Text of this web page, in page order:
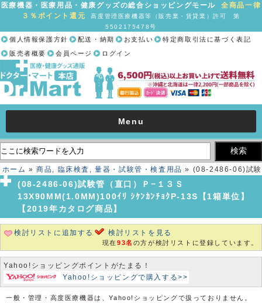
医療機器・医療用品・健康グッズの総合ショッピングモール全商品一律
３％ポイント還元
高度管理医療機器等（販売業・賃貸業）許可 第
5502175478号
個人情報保護方針 配送・納期 お支払い
特定商取引法に基づく表記
販売者概要
会員ページ ログイン
Menu
ホーム »商品, 臨床検査 ,量器・試験管・検査用品 » (08-2486-06)試験
管（直口）Ｐ−１３Ｓ 13X90MM(1.0MM)100ｲﾘ ｼｹﾝｶﾝﾁｮｸP-13S【1箱
単位】【2019年カタログ商品】
(08-2486-06)試験管（直口）Ｐ−１３Ｓ
13X90MM(1.0MM)100ｲﾘ ｼｹﾝｶﾝﾁｮｸP-13S【1箱単位】
【2019年カタログ商品】
検討リストに追加する 検討リストを見る
現在93名 の方が検討リストに登録しています。
Yahoo!ショッピングポイントがたまる！
Yahoo!ショッピングで購入する>>
一般・管理・高度医療機器は、Yahoo!ショッピングで扱っておりません。